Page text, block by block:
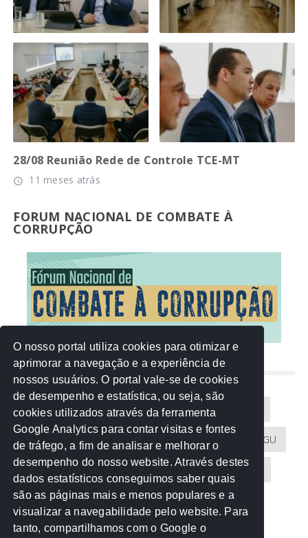
28/08 Reunião Rede de Controle TCE-MT
access_time 11 meses atrás
FORUM NACIONAL DE COMBATE À
CORRUPÇÃO
NUVEM DE TAGS
Acontece na Rede AGU AMM
Atricon Audicom CAU-MT CGU
CREA-MT Eventos MPC-MT MPE-MT
MPF Notícias PF PGE-MT PGR
Receita Federal Sem categoria
O nosso portal utiliza cookies para otimizar e
aprimorar a navegação e a experiência de
nossos usuários. O portal vale-se de cookies
de desempenho e estatística, ou seja, são
cookies utilizados através da ferramenta
Google Analytics para contar visitas e fontes
de tráfego, a fim de analisar e melhorar o
desempenho do nosso website. Através destes
dados estatísticos conseguimos saber quais
são as páginas mais e menos populares e a
visualizar a navegabilidade pelo website. Para
tanto, compartilhamos com o Google o